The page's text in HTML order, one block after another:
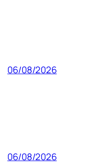
06/08/2026
06/08/2026